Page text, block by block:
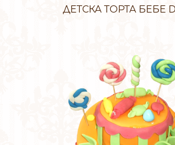
ДЕТСКА ТОРТА БЕБЕ